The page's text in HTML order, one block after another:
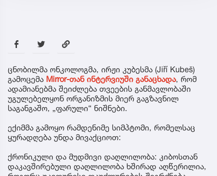
ცნობილმა ონკოლოგმა, ირჟი კუბესმა (Jiří Kubeš)
გამოცემა Mirror-თან ინტერვიუში განაცხადა, რომ
ადამიანებმა შეიძლება თვეების განმავლობაში
უგულებელყონ ორგანიზმის მიერ გაგზავნილ
საგანგაშო, „ფარული“ ნიშნები.
ექიმმა გამოყო რამდენიმე სიმპტომი, რომელსაც
ყურადღება უნდა მივაქციოთ:
ქრონიკული და მუდმივი დაღლილობა: კიბოსთან
დაკავშირებული დაღლილობა ხშირად აღწერილია,